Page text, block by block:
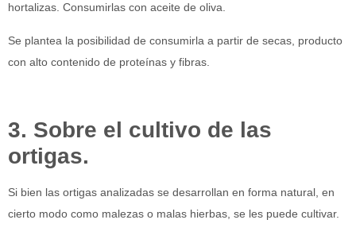
hortalizas. Consumirlas con aceite de oliva.
Se plantea la posibilidad de consumirla a partir de secas, producto
con alto contenido de proteínas y fibras.
3. Sobre el cultivo de las
ortigas.
Si bien las ortigas analizadas se desarrollan en forma natural, en
cierto modo como malezas o malas hierbas, se les puede cultivar.